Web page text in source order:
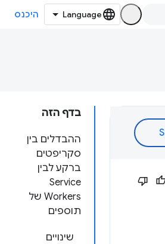
היכנס
בדף הזה
ההבדלים בין
סקריפטים
ברקע לבין
Service
Workers של
תוספים
שינויים